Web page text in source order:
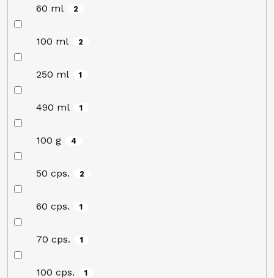
60 ml 2
100 ml 2
250 ml 1
490 ml 1
100 g 4
50 cps. 2
60 cps. 1
70 cps. 1
100 cps. 1